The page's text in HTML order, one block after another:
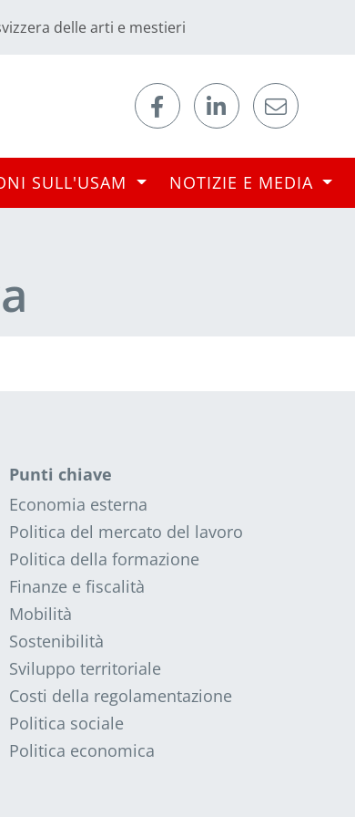
delle arti e mestieri
SULL'USAM NOTIZIE E MEDIA
Punti chiave
Economia esterna
Politica del mercato del lavoro
Politica della formazione
Finanze e fiscalità
Mobilità
Sostenibilità
Sviluppo territoriale
Costi della regolamentazione
Politica sociale
Politica economica